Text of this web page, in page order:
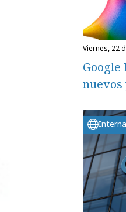
viernes, 22